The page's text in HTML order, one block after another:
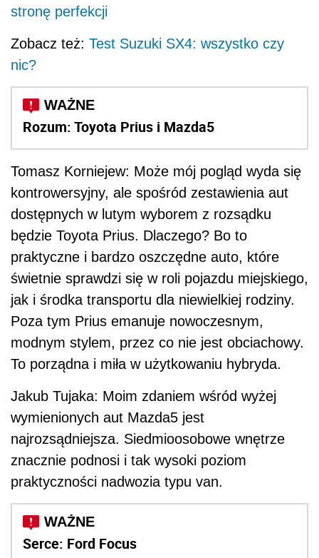
stronę perfekcji
Zobacz też: Test Suzuki SX4: wszystko czy
nic?
Rozum: Toyota Prius i Mazda5
Tomasz Korniejew: Może mój pogląd wyda się
kontrowersyjny, ale spośród zestawienia aut
dostępnych w lutym wyborem z rozsądku
będzie Toyota Prius. Dlaczego? Bo to
praktyczne i bardzo oszczędne auto, które
świetnie sprawdzi się w roli pojazdu miejskiego,
jak i środka transportu dla niewielkiej rodziny.
Poza tym Prius emanuje nowoczesnym,
modnym stylem, przez co nie jest obciachowy.
To porządna i miła w użytkowaniu hybryda.
Jakub Tujaka: Moim zdaniem wśród wyżej
wymienionych aut Mazda5 jest
najrozsądniejsza. Siedmioosobowe wnętrze
znacznie podnosi i tak wysoki poziom
praktyczności nadwozia typu van.
Serce: Ford Focus